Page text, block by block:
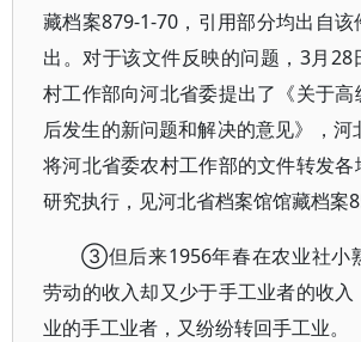
藏档案879-1-70，引用部分均出自该
出。对于该文件反映的问题，3月28
村工作部向河北省委提出了《关于高
后发生的新问题和解决的意见》，河
将河北省委农村工作部的文件转发
研究执行，见河北省档案馆馆藏档案
③但后来1956年春在农业社小
劳动的收入却又少于手工业者的收入
业的手工业者，又纷纷转回手工业。